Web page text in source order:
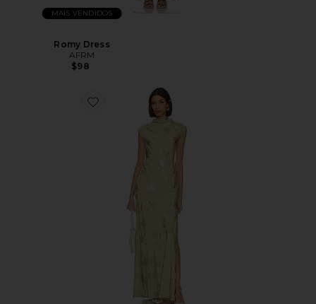
MAIS VENDIDOS
Romy Dress
AFRM
$98